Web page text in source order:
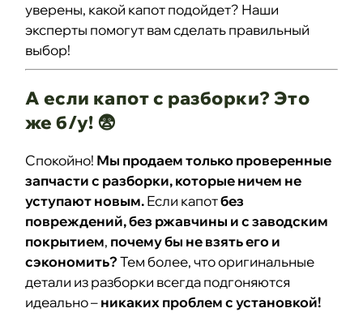
уверены, какой капот подойдет? Наши
эксперты помогут вам сделать правильный
выбор!
А если капот с разборки? Это
же б/у! 😨
Спокойно! Мы продаем только проверенные
запчасти с разборки, которые ничем не
уступают новым.Если капотбез
повреждений, без ржавчины и с заводским
покрытием, почему бы не взять его и
сэкономить?Тем более, что оригинальные
детали из разборки всегда подгоняются
идеально –никаких проблем с установкой!